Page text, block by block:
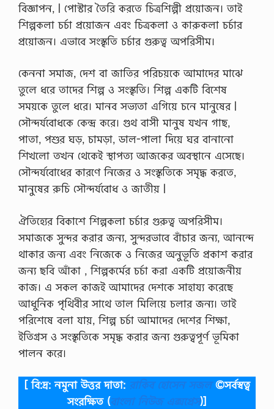
বিজ্ঞাপন, | পােস্টার তৈরি করতে চিত্রশিল্পী প্রয়ােজন। তাই
শিল্পকলা চর্চা প্রয়ােজন এবং চিত্রকলা ও কারুকলা চর্চার
প্রয়ােজন। এভাবে সংস্কৃতি চর্চার গুরুত্ব অপরিসীম।
কেননা সমাজ, দেশ বা জাতির পরিচয়কে আমাদের মাঝে
তুলে ধরে তাদের শিল্প ও সংস্কৃতি। শিল্প একটি বিশেষ
সময়কে তুলে ধরে। মানব সভ্যতা এগিয়ে চনে মানুষের |
সৌন্দর্যবােধকে কেন্দ্র করে। গুথ বাসী মানুষ যখন গাছ,
পাতা, পশুর ঘড়, চামড়া, ডাল-পালা দিয়ে ঘর বানানাে
শিখলাে তখন থেকেই স্থাপত্য আজকের অবস্থানে এসেছে।
সৌন্দর্যবােধের কারণে নিজের ও সংস্কৃতিকে সমৃদ্ধ করতে,
মানুষের রুচি সৌন্দর্যবােধ ও জাতীয় |
ঐতিহ্যের বিকাশে শিল্পকলা চর্চার গুরুত্ব অপরিসীম।
সমাজকে সুন্দর করার জন্য, সুন্দরভাবে বাঁচার জন্য, আনন্দে
থাকার জন্য এবং নিজেকে ও নিজের অনুভূতি প্রকাশ করার
জন্য ছবি আঁকা , শিল্পকর্মের চর্চা করা একটি প্রয়ােজনীয়
কাজ। এ সকল কাজই আমাদের দেশকে সাহায্য করেছে
আধুনিক পৃথিবীর সাথে তাল মিলিয়ে চলার জন্য। তাই
পরিশেষে বলা যায়, শিল্প চর্চা আমাদের দেশের শিক্ষা,
ইতিগ্রস ও সংস্কৃতিকে সমৃদ্ধ করার জন্য গুরুত্বপূর্ণ ভূমিকা
পালন করে।
[ বি:দ্র: নমুনা উত্তর দাতা: রাকিব হোসেন সজল©সর্বস্বত্ব
সংরক্ষিত (বাংলা নিউজ এক্সপ্রেস)]